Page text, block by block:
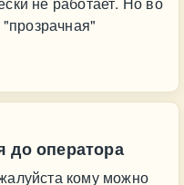
до оператора
кому можно